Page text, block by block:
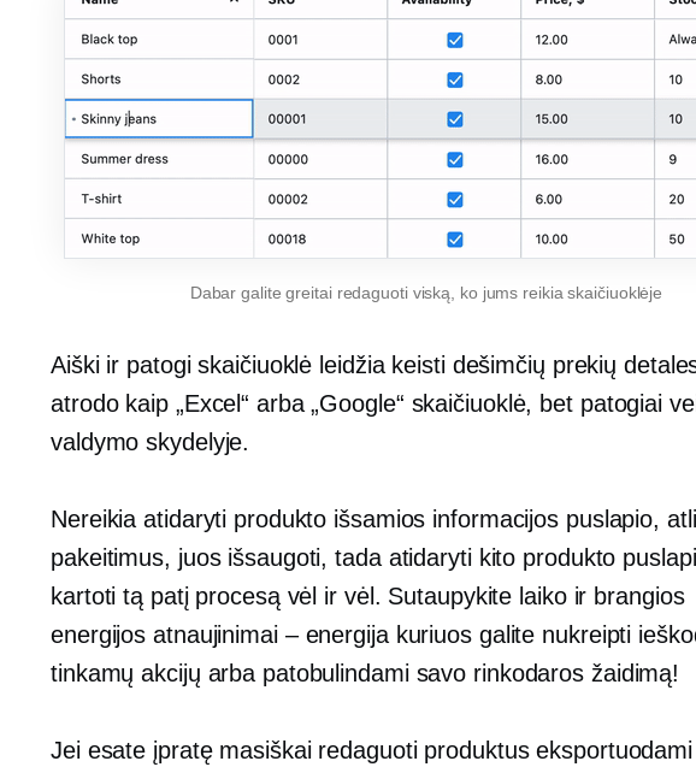
Dabar galite greitai redaguoti viską, ko jums reikia skaičiuoklėje
Aiški ir patogi skaičiuoklė leidžia keisti dešimčių prekių
atrodo kaip „Excel“ arba „Google“ skaičiuoklė, bet patogiai
valdymo skydelyje.
Nereikia atidaryti produkto išsamios informacijos puslapio,
pakeitimus, juos išsaugoti, tada atidaryti kito produkto
kartoti tą patį procesą vėl ir vėl. Sutaupykite laiko ir brangios
energijosatnaujinimai – energijakuriuos galite nukreipti
tinkamų akcijų arba patobulindami savo rinkodaros žaidimą!
Jei esate įpratę masiškai redaguoti produktus